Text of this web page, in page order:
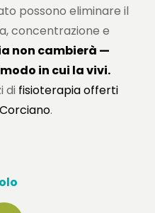
possono eliminare il
concentrazione e
non cambierà —
in cui la vivi.
di fisioterapia offerti
.